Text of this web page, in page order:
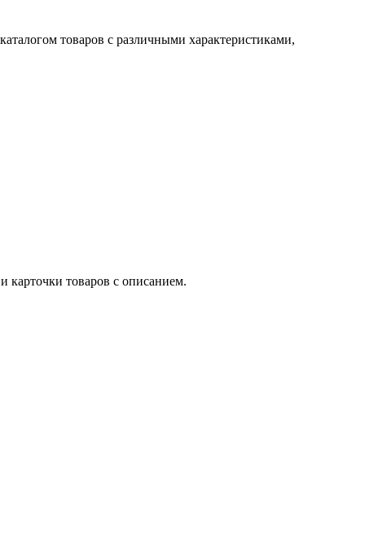
товаров с различными характеристиками,
карточки товаров с описанием.